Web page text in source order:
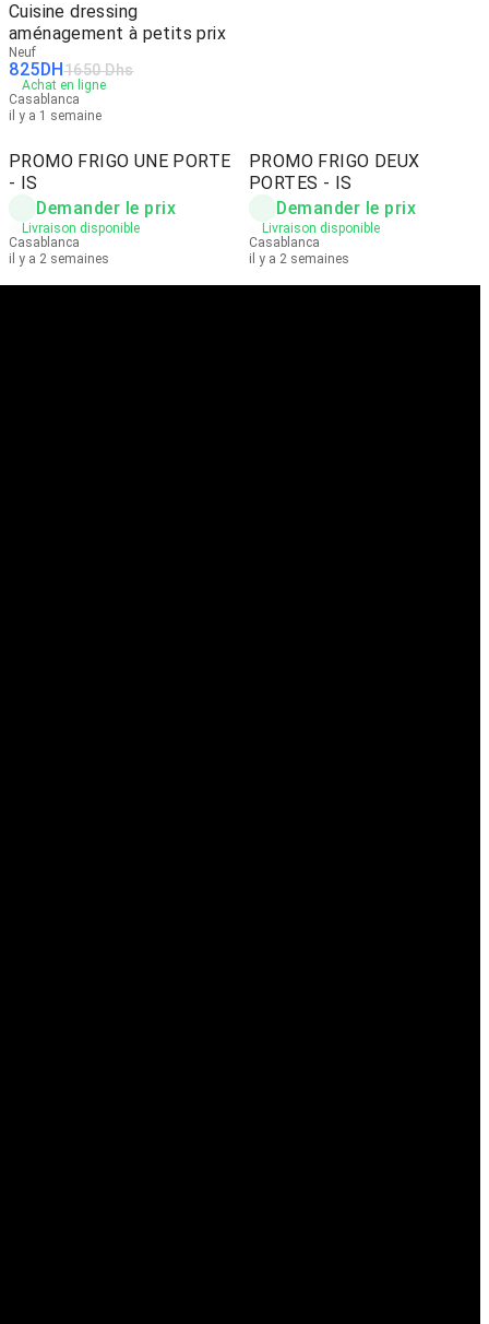
Cuisine dressing
aménagement à petits prix
Neuf
825DH1650 Dhs
Achat en ligne
Casablanca
il y a 1 semaine
PROMO FRIGO UNE PORTE
- IS
Demander le prix
Livraison disponible
Casablanca
il y a 2 semaines
PROMO FRIGO DEUX
PORTES - IS
Demander le prix
Livraison disponible
Casablanca
il y a 2 semaines